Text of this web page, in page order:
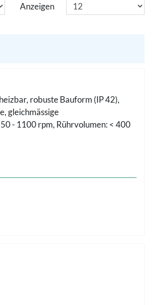
Anzeigen
robuste Bauform (IP 42),
gleichmässige
- 1100 rpm, Rührvolumen: < 400